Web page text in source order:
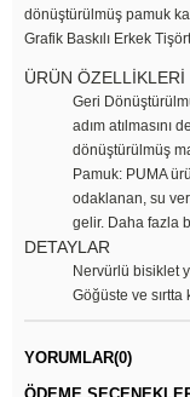
dönüştürülmüş pamuk
Grafik Baskılı Erkek
ÜRÜN ÖZELLİKLERİ
Geri
adım atılmasını
dönüştürülmüş
Pamuk: PUMA
odaklanan, su
gelir. Daha fazla
DETAYLAR
Nervürlü bisiklet
Göğüste ve sırtta
YORUMLAR(0)